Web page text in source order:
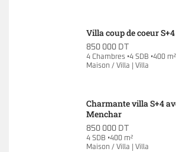
Villa coup de coeur
850 000 DT
4 Chambres •4 SDB •400 m²
Maison / Villa | Villa
Charmante villa S+4
Menchar
850 000 DT
4 SDB •400 m²
Maison / Villa | Villa